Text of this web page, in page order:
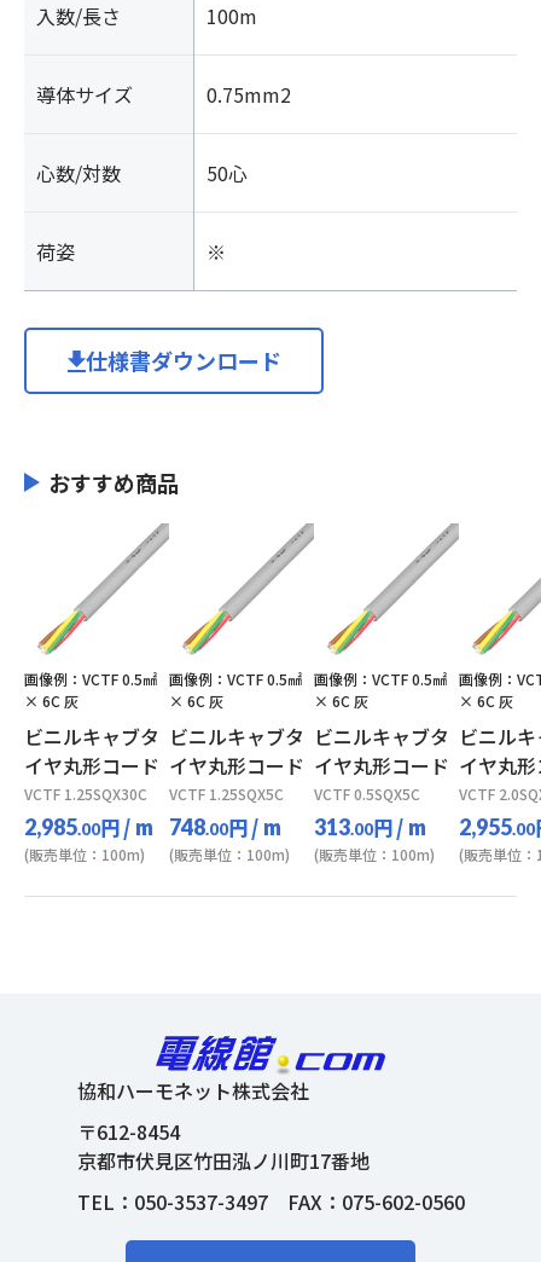
入数/長さ 100m
導体サイズ 0.75mm2
心数/対数 50心
荷姿 ※
仕様書ダウンロード
おすすめ商品
画像例：VCTF 0.5㎟
× 6C 灰
ビニルキャブタ
イヤ丸形コード
VCTF 1.25SQX30C
2,985.00円/ m
(販売単位：100m)
画像例：VCTF 0.5㎟
× 6C 灰
ビニルキャブタ
イヤ丸形コード
VCTF 1.25SQX5C
748.00円/ m
(販売単位：100m)
画像例：VCTF 0.5㎟
× 6C 灰
ビニルキャブタ
イヤ丸形コード
VCTF 0.5SQX5C
313.00円/ m
(販売単位：100m)
画像例：
× 6C 灰
ビニル
イヤ丸
VCTF
2,955.00
(販売単位
協和ハーモネット株式会社
〒612-8454
京都市伏見区竹田泓ノ川町17番地
TEL： 050-3537-3497FAX：075-602-0560